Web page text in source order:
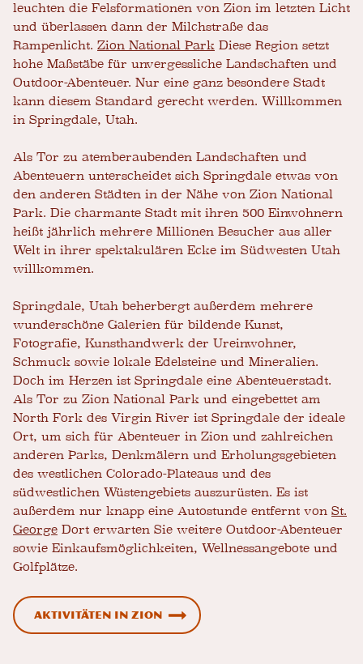
leuchten die Felsformationen von Zion im letzten Licht
und überlassen dann der Milchstraße das
Rampenlicht. Zion National Park Diese Region setzt
hohe Maßstäbe für unvergessliche Landschaften und
Outdoor-Abenteuer. Nur eine ganz besondere Stadt
kann diesem Standard gerecht werden. Willkommen
in Springdale, Utah.
Als Tor zu atemberaubenden Landschaften und
Abenteuern unterscheidet sich Springdale etwas von
den anderen Städten in der Nähe von Zion National
Park. Die charmante Stadt mit ihren 500 Einwohnern
heißt jährlich mehrere Millionen Besucher aus aller
Welt in ihrer spektakulären Ecke im Südwesten Utah
willkommen.
Springdale, Utah beherbergt außerdem mehrere
wunderschöne Galerien für bildende Kunst,
Fotografie, Kunsthandwerk der Ureinwohner,
Schmuck sowie lokale Edelsteine ​​und Mineralien.
Doch im Herzen ist Springdale eine Abenteuerstadt.
Als Tor zu Zion National Park und eingebettet am
North Fork des Virgin River ist Springdale der ideale
Ort, um sich für Abenteuer in Zion und zahlreichen
anderen Parks, Denkmälern und Erholungsgebieten
des westlichen Colorado-Plateaus und des
südwestlichen Wüstengebiets auszurüsten. Es ist
außerdem nur knapp eine Autostunde entfernt von St.
George Dort erwarten Sie weitere Outdoor-Abenteuer
sowie Einkaufsmöglichkeiten, Wellnessangebote und
Golfplätze.
Aktivitäten in Zion